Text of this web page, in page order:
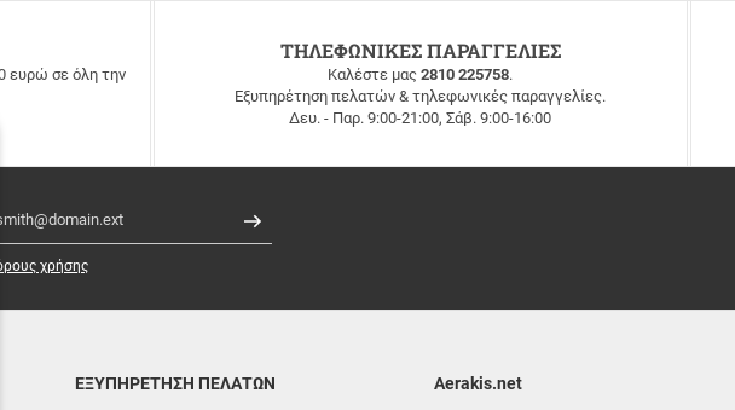
ευρώ σε όλη την
ΤΗΛΕΦΩΝΙΚΕΣ ΠΑΡΑΓΓΕΛΙΕΣ
Καλέστε μας2810 225758.
Εξυπηρέτηση πελατών & τηλεφωνικές παραγγελίες.
Δευ. - Παρ. 9:00-21:00, Σάβ. 9:00-16:00
Εγγραφή
χρήσης
ΕΞΥΠΗΡΕΤΗΣΗ ΠΕΛΑΤΩΝ Aerakis.net